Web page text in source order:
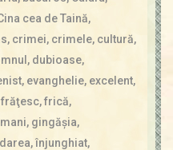
cea de Taină,
, crimei, crimele, cultură,
, dubioase,
, evanghelie, excelent,
frăţesc,frică,
, gingăşia,
,înjunghiat,